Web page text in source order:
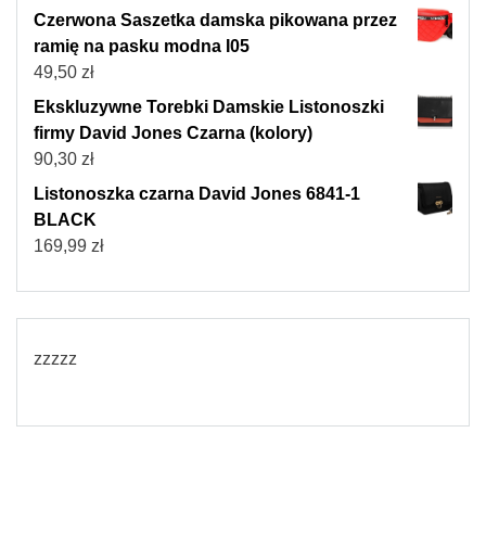
Czerwona Saszetka damska pikowana przez
ramię na pasku modna I05
49,50 zł
Ekskluzywne Torebki Damskie Listonoszki
firmy David Jones Czarna (kolory)
90,30 zł
Listonoszka czarna David Jones 6841-1
BLACK
169,99 zł
zzzzz